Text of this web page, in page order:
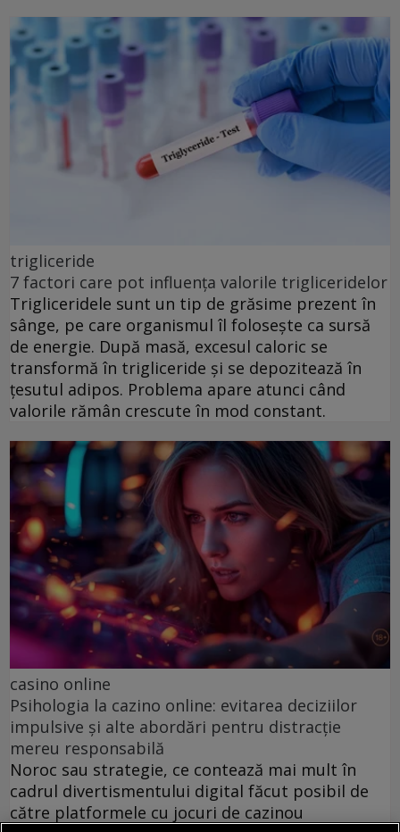
trigliceride
7 factori care pot influența valorile trigliceridelor
Trigliceridele sunt un tip de grăsime prezent în
sânge, pe care organismul îl folosește ca sursă
de energie. După masă, excesul caloric se
transformă în trigliceride și se depozitează în
țesutul adipos. Problema apare atunci când
valorile rămân crescute în mod constant.
casino online
Psihologia la cazino online: evitarea deciziilor
impulsive și alte abordări pentru distracție
mereu responsabilă
Noroc sau strategie, ce contează mai mult în
cadrul divertismentului digital făcut posibil de
către platformele cu jocuri de cazinou